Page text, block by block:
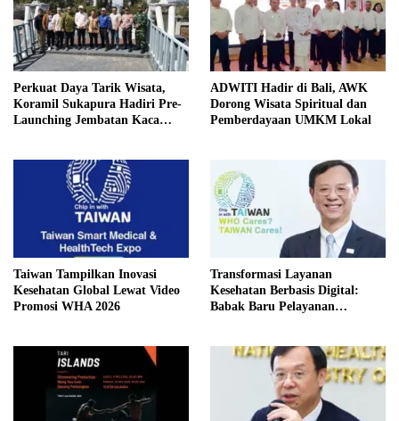
Perkuat Daya Tarik Wisata,
Koramil Sukapura Hadiri Pre-
Launching Jembatan Kaca
ADWITI Hadir di Bali, AWK
Dorong Wisata Spiritual dan
Pemberdayaan UMKM Lokal
Taiwan Tampilkan Inovasi
Kesehatan Global Lewat Video
Promosi WHA 2026
Transformasi Layanan
Kesehatan Berbasis Digital:
Babak Baru Pelayanan